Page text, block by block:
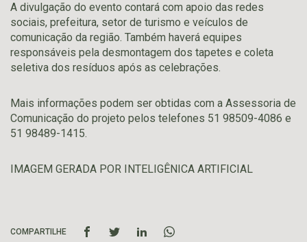
A divulgação do evento contará com apoio das redes
sociais, prefeitura, setor de turismo e veículos de
comunicação da região. Também haverá equipes
responsáveis pela desmontagem dos tapetes e coleta
seletiva dos resíduos após as celebrações.
Mais informações podem ser obtidas com a Assessoria de
Comunicação do projeto pelos telefones 51 98509-4086 e
51 98489-1415.
IMAGEM GERADA POR INTELIGÊNICA ARTIFICIAL
COMPARTILHE